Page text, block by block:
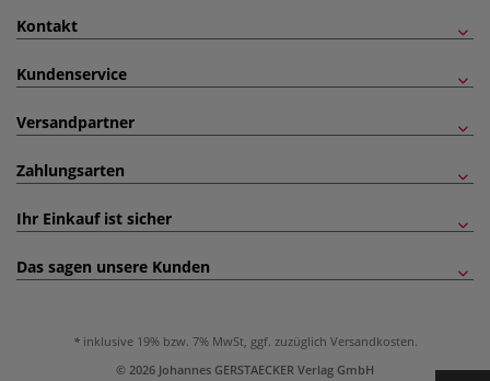
Kontakt
Kundenservice
Versandpartner
Zahlungsarten
Ihr Einkauf ist sicher
Das sagen unsere Kunden
inklusive 19% bzw. 7% MwSt, ggf. zuzüglich Versandkosten.
© 2026 Johannes GERSTAECKER Verlag GmbH